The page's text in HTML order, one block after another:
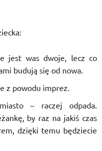
jest was dwoje, lecz co
budują się od nowa.
z powodu imprez.
– raczej odpada.
by raz na jakiś czas
dzięki temu będziecie